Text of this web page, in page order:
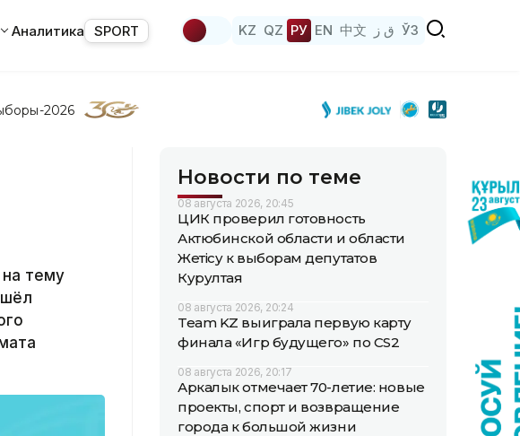
Аналитика SPORT KZ QZ РУ EN 中文 ق ز ЎЗ
2026
тему
Новости по теме
08 августа 2026, 20:45
ЦИК проверил готовность
Актюбинской области и области
Жетісу к выборам депутатов
Курултая
08 августа 2026, 20:24
Team KZ выиграла первую карту
финала «Игр будущего» по CS2
08 августа 2026, 20:17
Аркалык отмечает 70-летие: новые
проекты, спорт и возвращение
города к большой жизни